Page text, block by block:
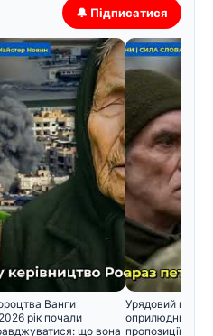
🔔 Підписатися
Ванги
рік почали
що вона
Урядовий
оприлюднив
пропозиції